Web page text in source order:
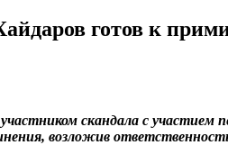
готов к
скандала с
возложив